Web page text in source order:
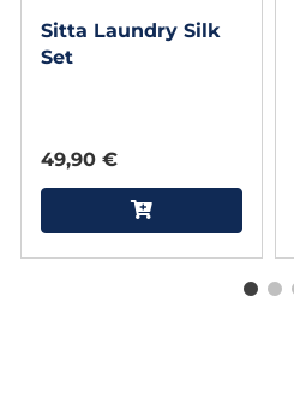
Sitta Laundry Silk
Set
49,90 €